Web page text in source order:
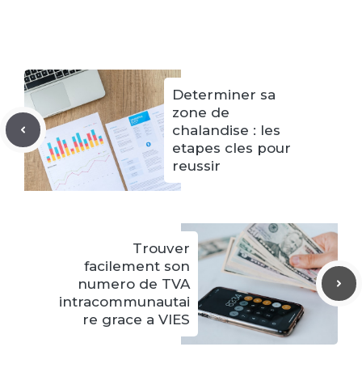
Determiner sa
zone de
chalandise : les
etapes cles pour
reussir
Trouver
facilement son
numero de TVA
intracommunautai
re grace a VIES